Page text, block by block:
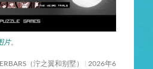
片。
（泞之翼和别墅）
2026年6